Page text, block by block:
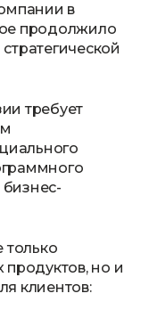
в
продолжило
требует
только
продуктов, но и
клиентов: